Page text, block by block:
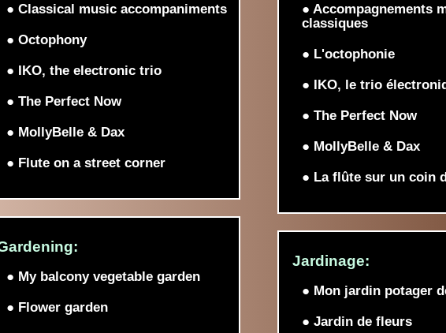
● Classical music accompaniments
● Octophony
● IKO, the electronic trio
● The Perfect Now
● MollyBelle & Dax
● Flute on a street corner
● My balcony vegetable garden
● Flower garden
● Accompagnements
classiques
● L'octophonie
● IKO, le trio
● The Perfect Now
● MollyBelle & Dax
● La flûte sur un coin
Jardinage:
● Mon jardin potager
● Jardin de fleurs